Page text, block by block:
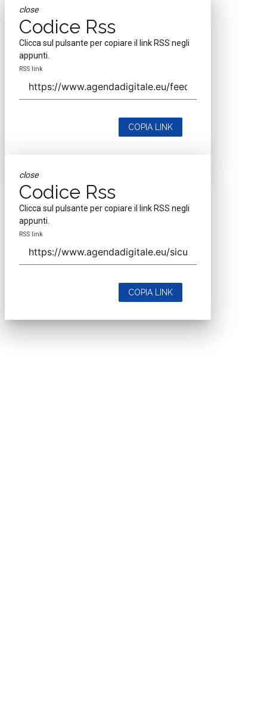
close
Codice Rss
Clicca sul pulsante per copiare il link RSS negli
appunti.
RSS link
COPIA LINK
close
Codice Rss
Clicca sul pulsante per copiare il link RSS negli
appunti.
RSS link
COPIA LINK